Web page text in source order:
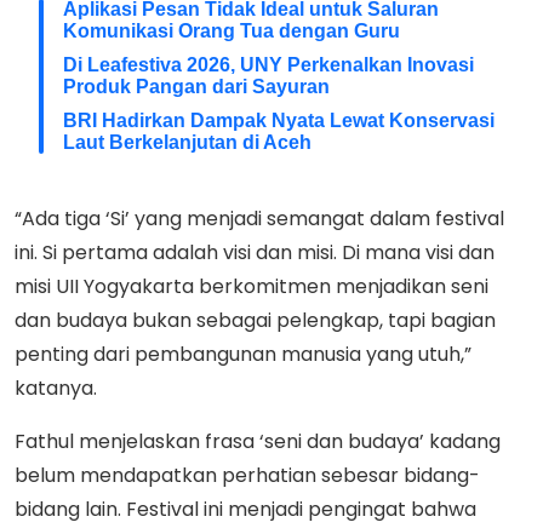
Aplikasi Pesan Tidak Ideal untuk Saluran
Komunikasi Orang Tua dengan Guru
Di Leafestiva 2026, UNY Perkenalkan Inovasi
Produk Pangan dari Sayuran
BRI Hadirkan Dampak Nyata Lewat Konservasi
Laut Berkelanjutan di Aceh
“Ada tiga ‘Si’ yang menjadi semangat dalam festival
ini. Si pertama adalah visi dan misi. Di mana visi dan
misi UII Yogyakarta berkomitmen menjadikan seni
dan budaya bukan sebagai pelengkap, tapi bagian
penting dari pembangunan manusia yang utuh,”
katanya.
Fathul menjelaskan frasa ‘seni dan budaya’ kadang
belum mendapatkan perhatian sebesar bidang-
bidang lain. Festival ini menjadi pengingat bahwa